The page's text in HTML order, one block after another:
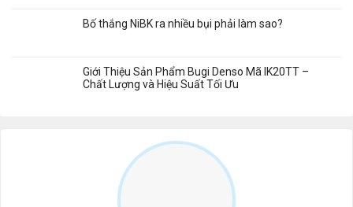
Bố thắng NiBK ra nhiều bụi phải làm sao?
Giới Thiệu Sản Phẩm Bugi Denso Mã IK20TT –
Chất Lượng và Hiệu Suất Tối Ưu